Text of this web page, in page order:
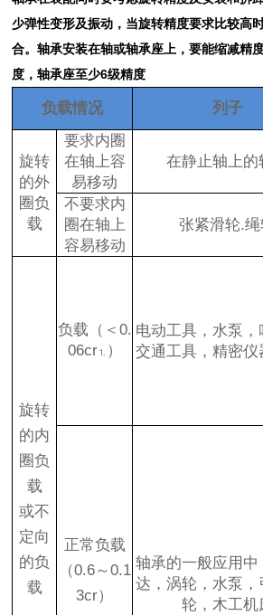
少弹性变形及振动，当旋转精度要求比较高
合。轴承安装在轴或轴承座上，要能缩减精
度，轴承座至少6级精度
负载情况 列子
旋转
的外
圈负
载
要求内圈
在轴上容
易移动
在静止轴上的
不要求内
圈在轴上
容易移动
张紧滑轮.绳
旋转
的内
圈负
载
或不
定向
的负
载
负载（＜0.
06cr⒈ ）
电动工具，水泵，
交通工具，精密仪
正常负载
（0.6～0.1
3cr）
轴承的一般应用中
达，涡轮，水泵，
轮，木工机